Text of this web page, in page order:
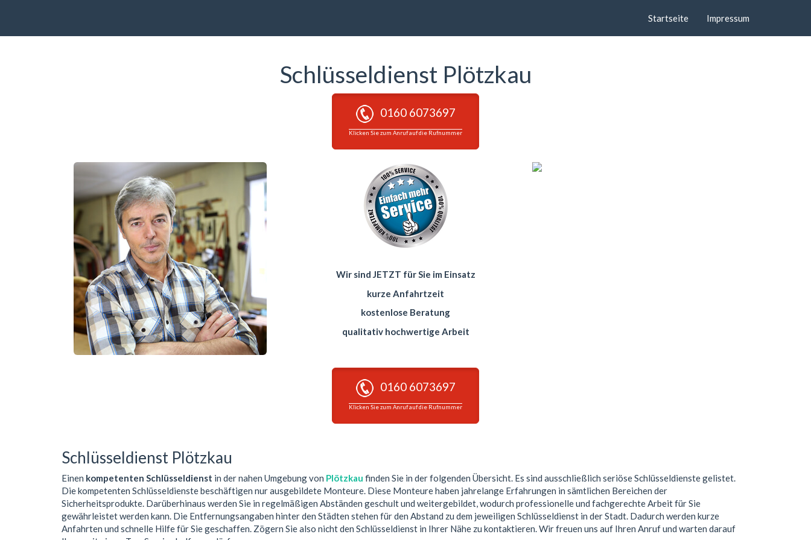
Startseite Impressum
Schlüsseldienst Plötzkau
0160 6073697
Klicken Sie zum Anruf auf die Rufnummer
Wir sind JETZT für Sie im Einsatz
kurze Anfahrtzeit
kostenlose Beratung
qualitativ hochwertige Arbeit
0160 6073697
Klicken Sie zum Anruf auf die Rufnummer
Schlüsseldienst Plötzkau
Einen kompetenten Schlüsseldienst in der nahen Umgebung von Plötzkau finden Sie in der folgenden Übersicht. Es sind ausschließlich seriöse Schlüsseldienste gelistet.
Die kompetenten Schlüsseldienste beschäftigen nur ausgebildete Monteure. Diese Monteure haben jahrelange Erfahrungen in sämtlichen Bereichen der
Sicherheitsprodukte. Darüberhinaus werden Sie in regelmäßigen Abständen geschult und weitergebildet, wodurch professionelle und fachgerechte Arbeit für Sie
gewährleistet werden kann. Die Entfernungsangaben hinter den Städten stehen für den Abstand zu dem jeweiligen Schlüsseldienst in der Stadt. Dadurch werden kurze
Anfahrten und schnelle Hilfe für Sie geschaffen. Zögern Sie also nicht den Schlüsseldienst in Ihrer Nähe zu kontaktieren. Wir freuen uns auf Ihren Anruf und warten darauf